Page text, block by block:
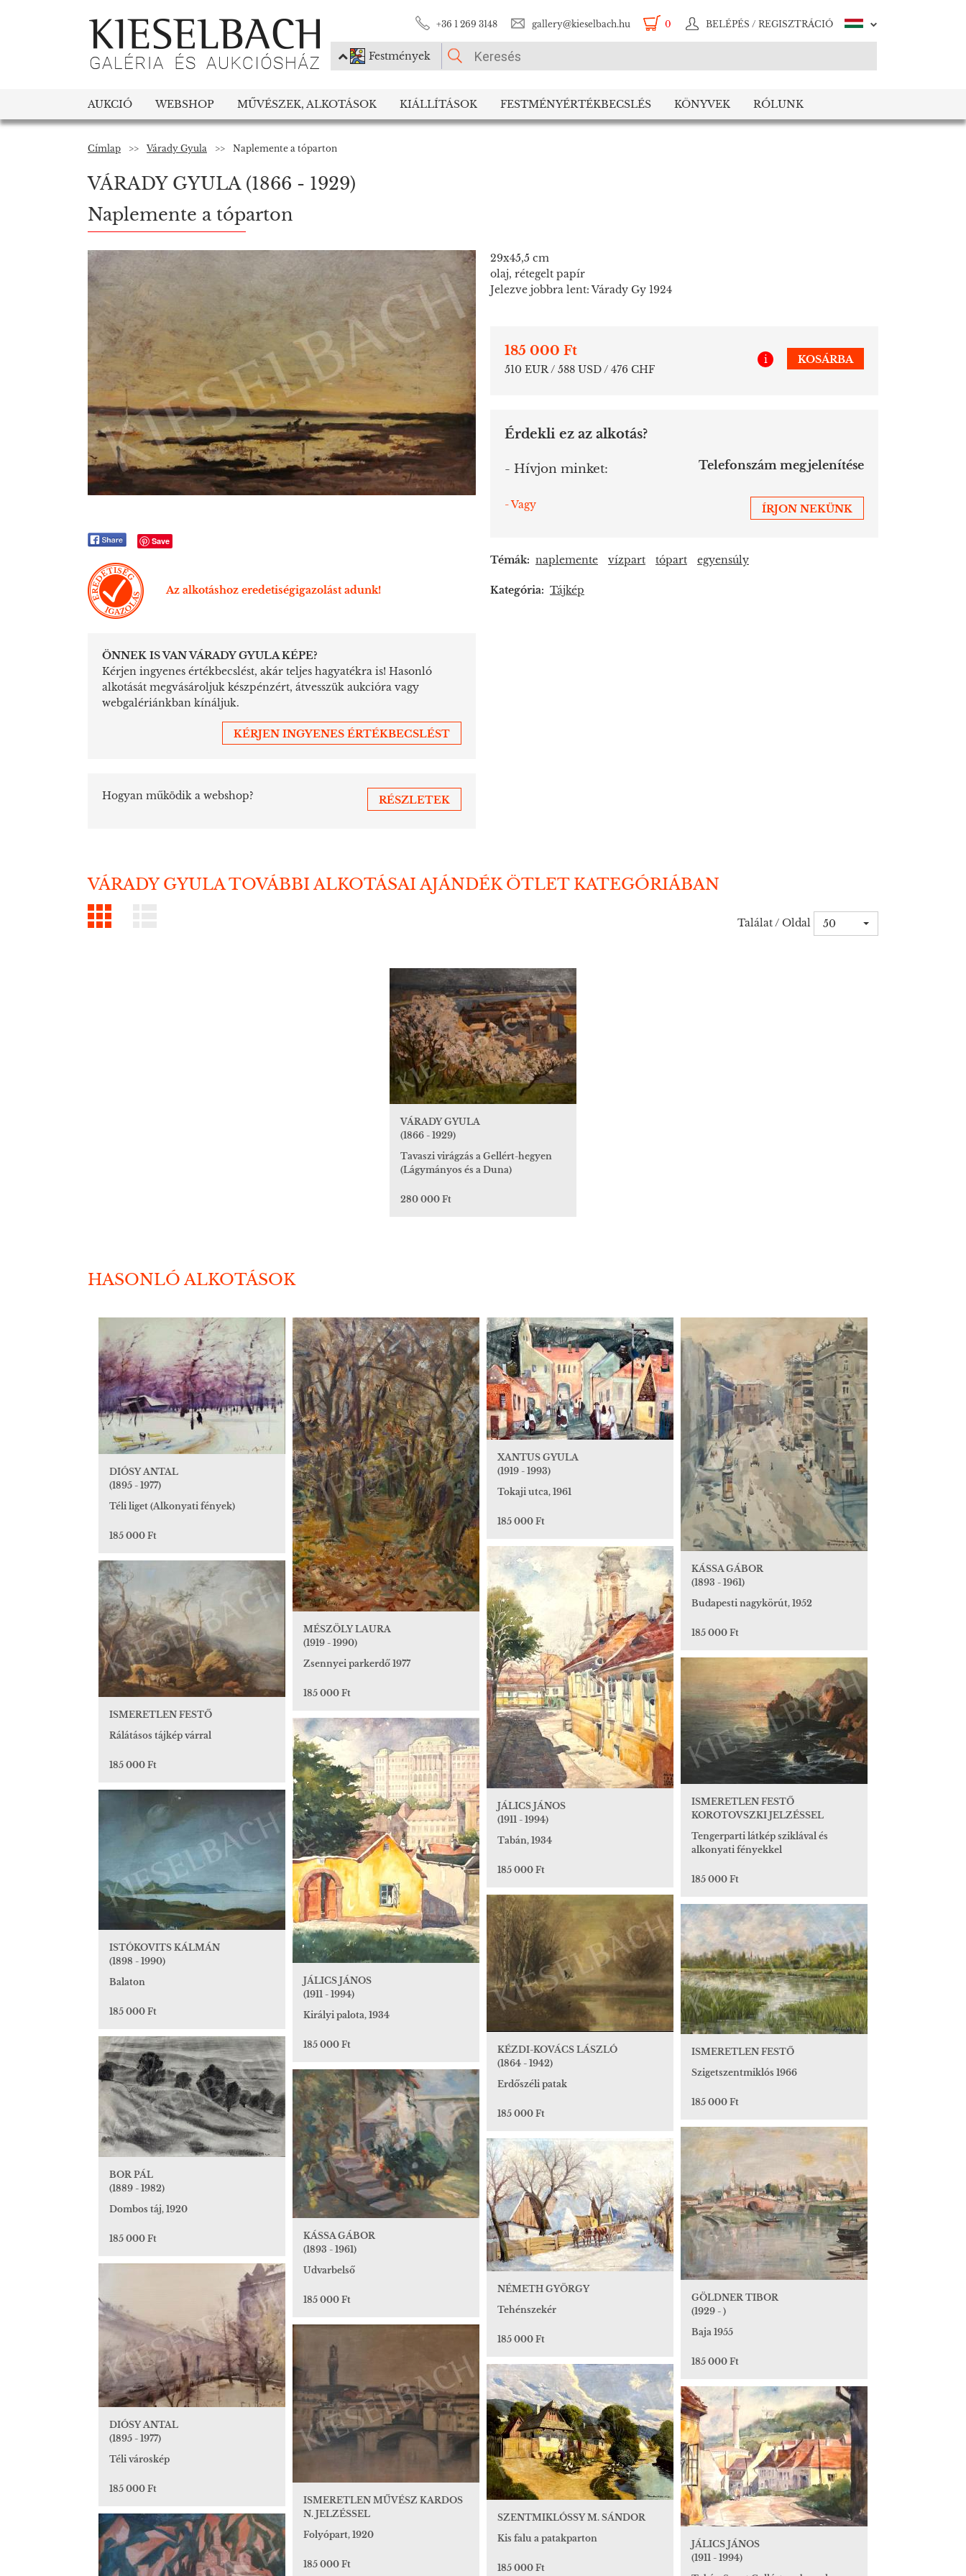
+36 1 269 3148 gallery@kieselbach.hu 0 BELÉPÉS / REGISZTRÁCIÓ
Festmények
Festmények
AUKCIÓ WEBSHOP MŰVÉSZEK, ALKOTÁSOK KIÁLLÍTÁSOK FESTMÉNYÉRTÉKBECSLÉS KÖNYVEK RÓLUNK
Címlap >> Várady Gyula >> Naplemente a tóparton
VÁRADY GYULA (1866 - 1929)
Naplemente a tóparton
Save
Az alkotáshoz eredetiségigazolást adunk!
ÖNNEK IS VAN VÁRADY GYULA KÉPE?
Kérjen ingyenes értékbecslést, akár teljes hagyatékra is! Hasonló
alkotását megvásároljuk készpénzért, átvesszük aukcióra vagy
webgalériánkban kínáljuk.
KÉRJEN INGYENES ÉRTÉKBECSLÉST
Hogyan működik a webshop? RÉSZLETEK
29x45,5 cm
olaj, rétegelt papír
Jelezve jobbra lent: Várady Gy 1924
185 000 Ft
510 EUR / 588 USD / 476 CHF
i KOSÁRBA
Érdekli ez az alkotás?
- Hívjon minket: Telefonszám megjelenítése
- Vagy ÍRJON NEKÜNK
Témák: naplemente vízpart tópart egyensúly
Kategória: Tájkép
VÁRADY GYULA TOVÁBBI ALKOTÁSAI AJÁNDÉK ÖTLET KATEGÓRIÁBAN
Találat / Oldal 50
VÁRADY GYULA
(1866 - 1929)
Tavaszi virágzás a Gellért-hegyen
(Lágymányos és a Duna)
280 000 Ft
HASONLÓ ALKOTÁSOK
DIÓSY ANTAL
(1895 - 1977)
Téli liget (Alkonyati fények)
185 000 Ft
MÉSZÖLY LAURA
(1919 - 1990)
Zsennyei parkerdő 1977
185 000 Ft
XANTUS GYULA
(1919 - 1993)
Tokaji utca, 1961
185 000 Ft
KÁSSA GÁBOR
(1893 - 1961)
Budapesti nagykörút, 1952
185 000 Ft
JÁLICS JÁNOS
(1911 - 1994)
Tabán, 1934
185 000 Ft
ISMERETLEN FESTŐ
Rálátásos tájkép várral
185 000 Ft
ISMERETLEN FESTŐ
KOROTOVSZKI JELZÉSSEL
Tengerparti látkép sziklával és
alkonyati fényekkel
185 000 Ft
JÁLICS JÁNOS
(1911 - 1994)
Királyi palota, 1934
185 000 Ft
ISTÓKOVITS KÁLMÁN
(1898 - 1990)
Balaton
185 000 Ft
KÉZDI-KOVÁCS LÁSZLÓ
(1864 - 1942)
Erdőszéli patak
185 000 Ft
ISMERETLEN FESTŐ
Szigetszentmiklós 1966
185 000 Ft
BOR PÁL
(1889 - 1982)
Dombos táj, 1920
185 000 Ft
KÁSSA GÁBOR
(1893 - 1961)
Udvarbelső
185 000 Ft
GÖLDNER TIBOR
(1929 - )
Baja 1955
185 000 Ft
NÉMETH GYÖRGY
Tehénszekér
185 000 Ft
DIÓSY ANTAL
(1895 - 1977)
Téli városkép
185 000 Ft
ISMERETLEN MŰVÉSZ KARDOS
N. JELZÉSSEL
Folyópart, 1920
185 000 Ft
SZENTMIKLÓSSY M. SÁNDOR
Kis falu a patakparton
185 000 Ft
JÁLICS JÁNOS
(1911 - 1994)